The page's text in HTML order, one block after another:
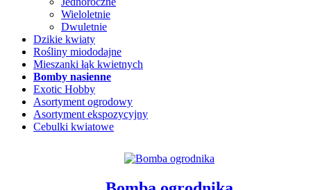
Wieloletnie
Dwuletnie
Dzikie kwiaty
Rośliny miododajne
Mieszanki łąk kwietnych
Bomby nasienne
Exotic Hobby
Asortyment ogrodowy
Asortyment ekspozycyjny
Cebulki kwiatowe